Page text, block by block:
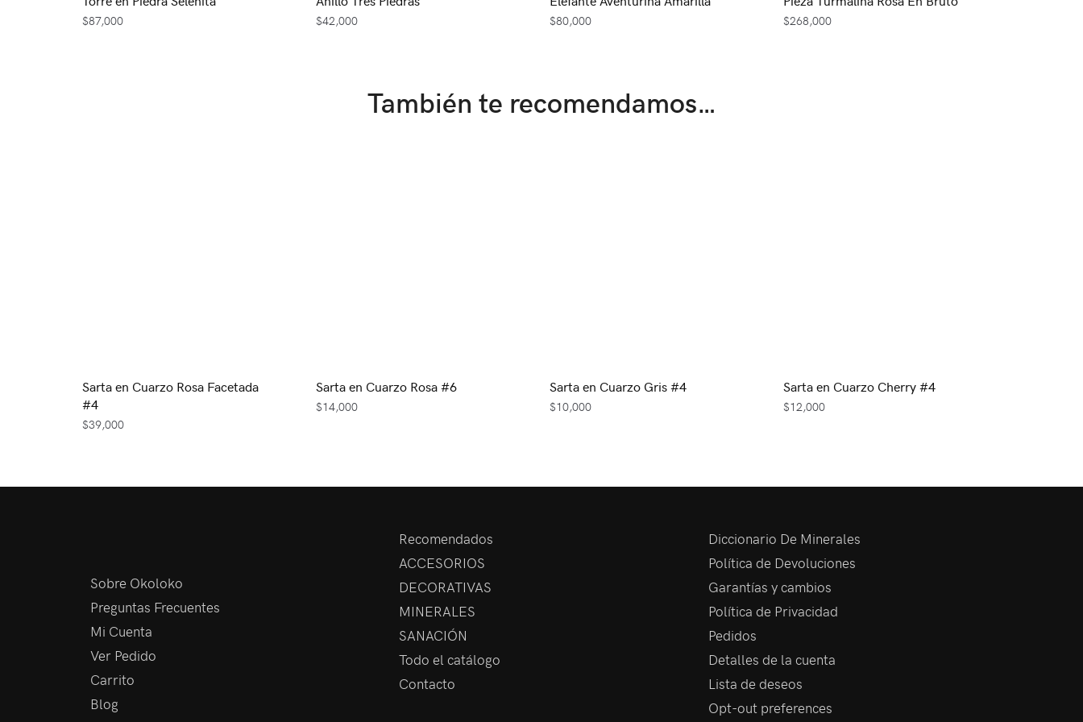
$87,000 $42,000 $80,000 $268,000
También te recomendamos…
Sarta en Cuarzo Rosa Facetada
#4
$39,000
Sarta en Cuarzo Rosa #6
$14,000
Sarta en Cuarzo Gris #4
$10,000
Sarta en Cuarzo Cherry #4
$12,000
Sobre Okoloko
Preguntas Frecuentes
Mi Cuenta
Ver Pedido
Carrito
Blog
Recomendados
ACCESORIOS
DECORATIVAS
MINERALES
SANACIÓN
Todo el catálogo
Contacto
Diccionario De Minerales
Política de Devoluciones
Garantías y cambios
Política de Privacidad
Pedidos
Detalles de la cuenta
Lista de deseos
Opt-out preferences